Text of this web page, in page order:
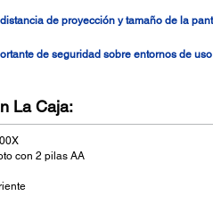
de proyección y tamaño de la
de seguridad sobre entornos de
La Caja:
con 2 pilas AA